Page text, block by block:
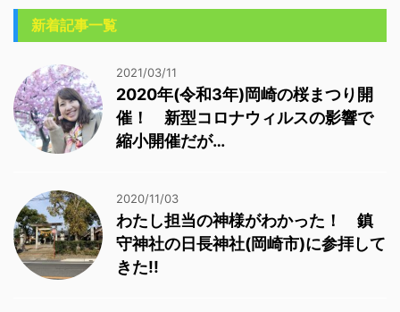
新着記事一覧
2021/03/11
2020年(令和3年)岡崎の桜まつり開
催！ 新型コロナウィルスの影響で
縮小開催だが…
2020/11/03
わたし担当の神様がわかった！ 鎮
守神社の日長神社(岡崎市)に参拝して
きた!!